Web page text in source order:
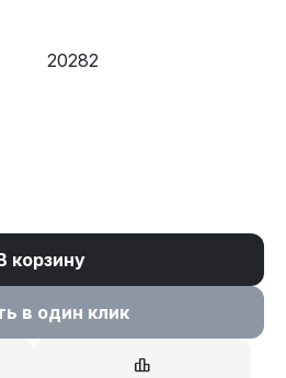
20282
корзину
в один клик